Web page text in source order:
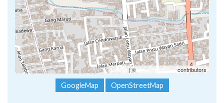
Leaflet | ©OpenStreetMap contributors
GoogleMap OpenStreetMap